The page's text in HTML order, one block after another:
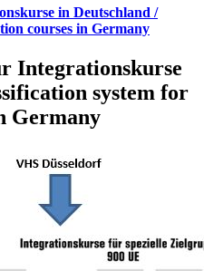
in Deutschland /
courses in Germany
Integrationskurse
system for
Germany